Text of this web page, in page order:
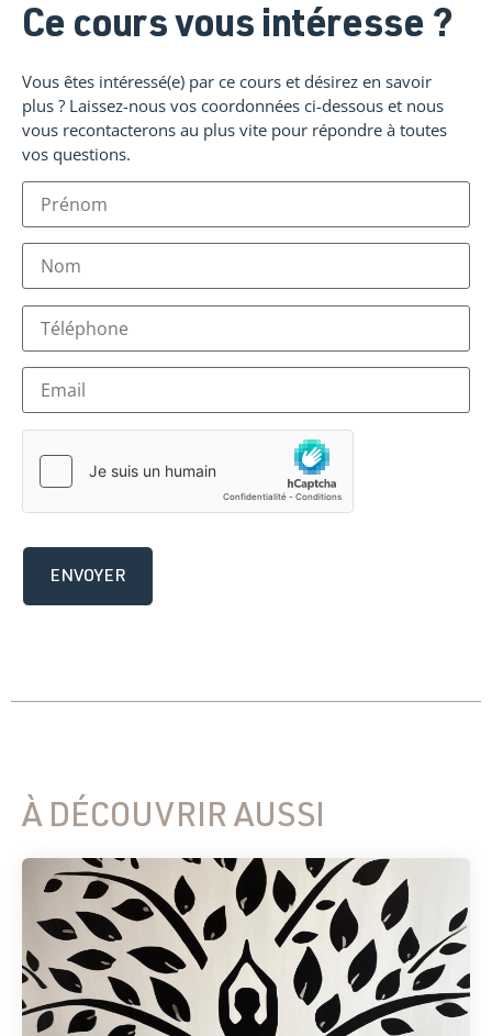
Ce cours vous intéresse ?
Vous êtes intéressé(e) par ce cours et désirez en savoir
plus ? Laissez-nous vos coordonnées ci-dessous et nous
vous recontacterons au plus vite pour répondre à toutes
vos questions.
À DÉCOUVRIR AUSSI